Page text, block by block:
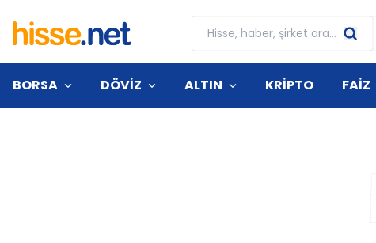
BORSA DÖVİZ ALTIN KRİPTO FAİZ